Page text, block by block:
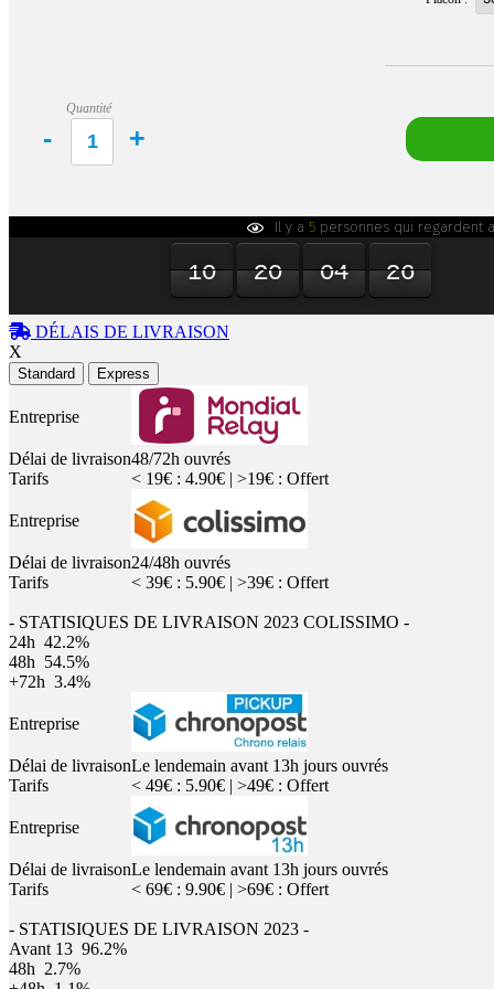
Quantité
Il y a 5 personnes qui regardent
10
10
00 20
20
00 04
04
00 25
25
26
DÉLAIS DE LIVRAISON
X
Standard Express
Entreprise
Délai de livraison48/72h ouvrés
Tarifs
< 19€ : 4.90€ | >19€ : Offert
Entreprise
Délai de livraison24/48h ouvrés
Tarifs
< 39€ : 5.90€ | >39€ : Offert
- STATISIQUES DE LIVRAISON 2023 COLISSIMO -
24h 42.2%
48h 54.5%
+72h 3.4%
Entreprise
Délai de livraisonLe lendemain avant 13h jours ouvrés
Tarifs
< 49€ : 5.90€ | >49€ : Offert
Entreprise
Délai de livraisonLe lendemain avant 13h jours ouvrés
Tarifs
< 69€ : 9.90€ | >69€ : Offert
- STATISIQUES DE LIVRAISON 2023 -
Avant 13 96.2%
48h 2.7%